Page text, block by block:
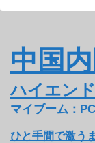
中国
ハイエン
マイブーム：
ひと手間で激う